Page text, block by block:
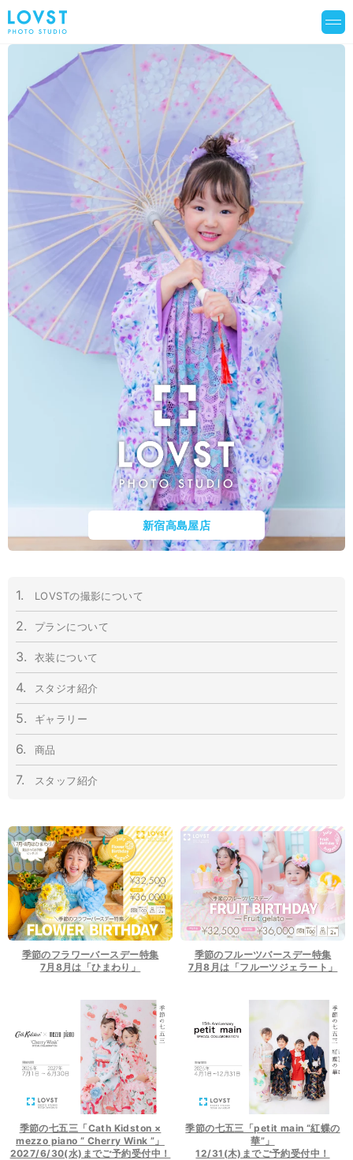
新宿高島屋店
1. LOVSTの撮影について
2. プランについて
3. 衣装について
4. スタジオ紹介
5. ギャラリー
6. 商品
7. スタッフ紹介
季節のフラワーバースデー特集
7月8月は「ひまわり」
季節のフルーツバースデー特集
7月8月は「フルーツジェラート」
季節の七五三「Cath Kidston ×
mezzo piano “ Cherry Wink ”」
2027/6/30(水)までご予約受付中！
季節の七五三「petit main “紅蝶の
華”」
12/31(木)までご予約受付中！